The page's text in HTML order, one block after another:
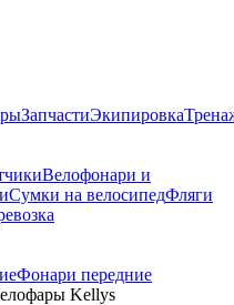
ЗапчастиЭкипировка
Велофонари и
Сумки на велосипедФляги
Фонари передние
Kellys